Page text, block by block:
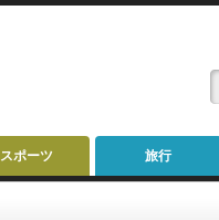
スポーツ 旅行